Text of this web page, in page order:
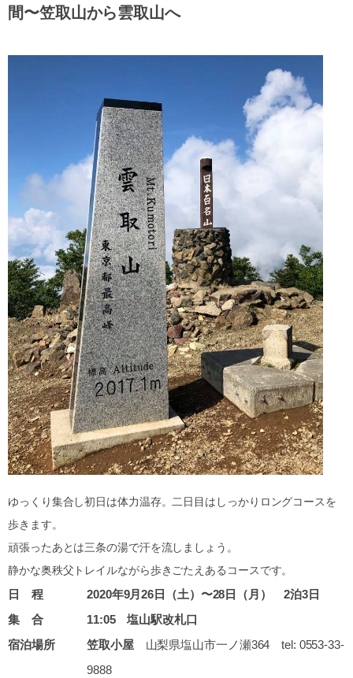
間〜笠取山から雲取山へ
ゆっくり集合し初日は体力温存。二日目はしっかりロングコースを
歩きます。
頑張ったあとは三条の湯で汗を流しましょう。
静かな奥秩父トレイルながら歩きごたえあるコースです。
日 程
2020年9月26日（土）〜28日（月） 2泊3日
集 合
11:05 塩山駅改札口
宿泊場所
笠取小屋 山梨県塩山市一ノ瀬364 tel: 0553-33-
9888